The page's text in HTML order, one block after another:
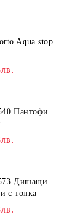
Aqua stop
Пантофи
Дишащи
с топка